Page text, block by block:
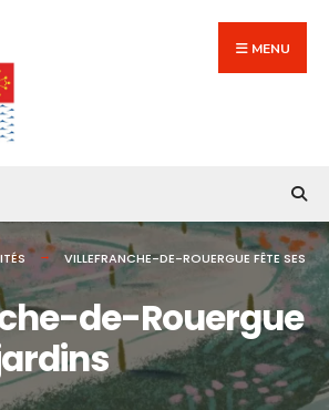
MENU
VILLEFRANCHE-DE-ROUERGUE FÊTE SES
de-Rouergue